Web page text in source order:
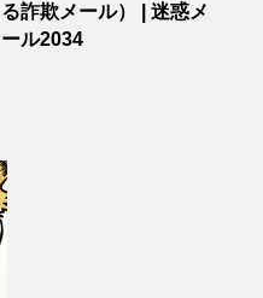
る詐欺メール） | 迷惑メ
ール2034